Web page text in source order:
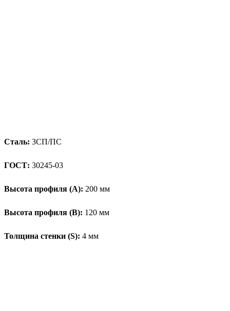
Сталь: 3СП/ПС
ГОСТ: 30245-03
Высота профиля (А): 200 мм
Высота профиля (B): 120 мм
Толщина стенки (S): 4 мм